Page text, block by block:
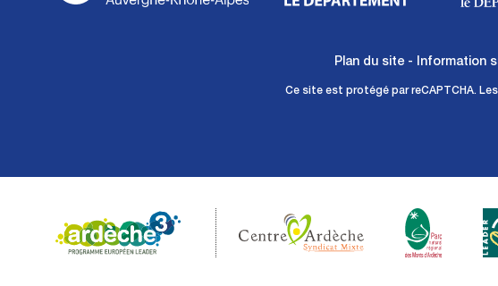
Plan du site Information
Ce site est protégé par reCAPTCHA. Les